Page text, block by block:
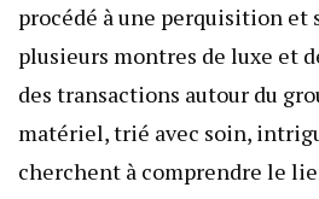
procédé à une perquisition et
plusieurs montres de luxe et
des transactions autour du
matériel, trié avec soin,
cherchent à comprendre le